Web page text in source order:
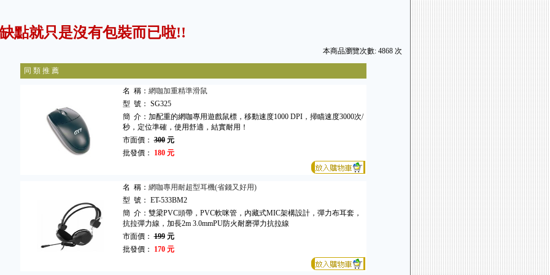
點就只是沒有包裝而已啦!!
本商品瀏覽次數: 4868 次
同 類 推 薦
名 稱： 網咖加重精準滑鼠
型 號： SG325
簡 介：加配重的網咖專用遊戲鼠標，移動速度1000 DPI，掃瞄速度3000次/
秒，定位準確，使用舒適，結實耐用！
市面價：300元
批發價：
180 元
名 稱： 網咖專用耐超型耳機(省錢又好用)
型 號： ET-533BM2
簡 介：雙梁PVC頭帶，PVC軟咪管，內藏式MIC架構設計，彈力布耳套，
抗拉彈力線，加長2m 3.0mmPU防火耐磨彈力抗拉線
市面價：199元
批發價：
170 元